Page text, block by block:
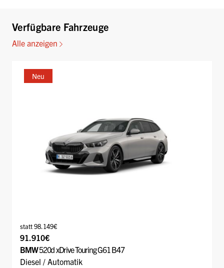
Verfügbare Fahrzeuge
Alle anzeigen
Neu
statt 98.149€
91.910€
BMW520d xDrive Touring G61 B47
Diesel / Automatik